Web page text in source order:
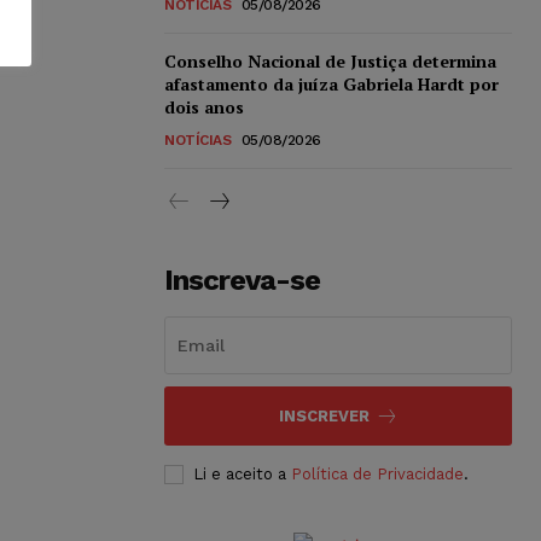
NOTÍCIAS 05/08/2026
Conselho Nacional de Justiça determina
afastamento da juíza Gabriela Hardt por
dois anos
NOTÍCIAS 05/08/2026
Inscreva-se
INSCREVER
Li e aceito a Política de Privacidade.